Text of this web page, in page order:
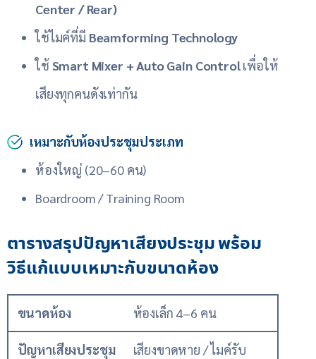
Center / Rear)
ใช้ไมค์ที่มี Beamforming Technology
ใช้ Smart Mixer + Auto Gain Controlเพื่อให้
เสียงทุกคนดังเท่ากัน
เหมาะกับห้องประชุมประเภท
ห้องใหญ่ (20–60 คน)
Boardroom / Training Room
ตารางสรุปปัญหาเสียงประชุม พร้อม
วิธีแก้แบบเหมาะกับขนาดห้อง
ขนาดห้อง ห้องเล็ก 4–6 คน
ปัญหาเสียงประชุม
เสียงขาดหาย / ไมค์รับ